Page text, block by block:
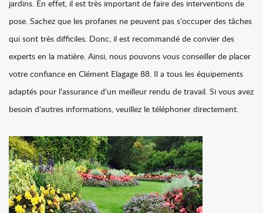
jardins. En effet, il est très important de faire des interventions de
pose. Sachez que les profanes ne peuvent pas s'occuper des tâches
qui sont très difficiles. Donc, il est recommandé de convier des
experts en la matière. Ainsi, nous pouvons vous conseiller de placer
votre confiance en Clément Elagage 88. Il a tous les équipements
adaptés pour l'assurance d'un meilleur rendu de travail. Si vous avez
besoin d'autres informations, veuillez le téléphoner directement.